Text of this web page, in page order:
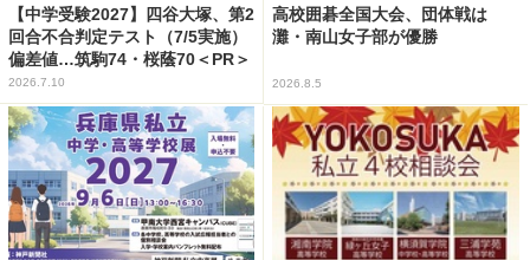
【中学受験2027】四谷大塚、第2
回合不合判定テスト（7/5実施）
偏差値…筑駒74・桜蔭70＜PR＞
2026.7.10
高校囲碁全国大会、団体戦は
灘・南山女子部が優勝
2026.8.5